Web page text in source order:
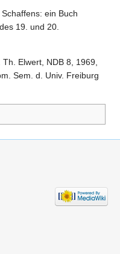
ein Buch
19. und 20.
Elwert, NDB 8, 1969,
Sem. d. Univ. Freiburg